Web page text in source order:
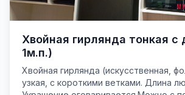
Хвойная гирлянда тонкая с
1м.п.)
Хвойная гирлянда (искусственная,
узкая, с короткими ветками. Длина